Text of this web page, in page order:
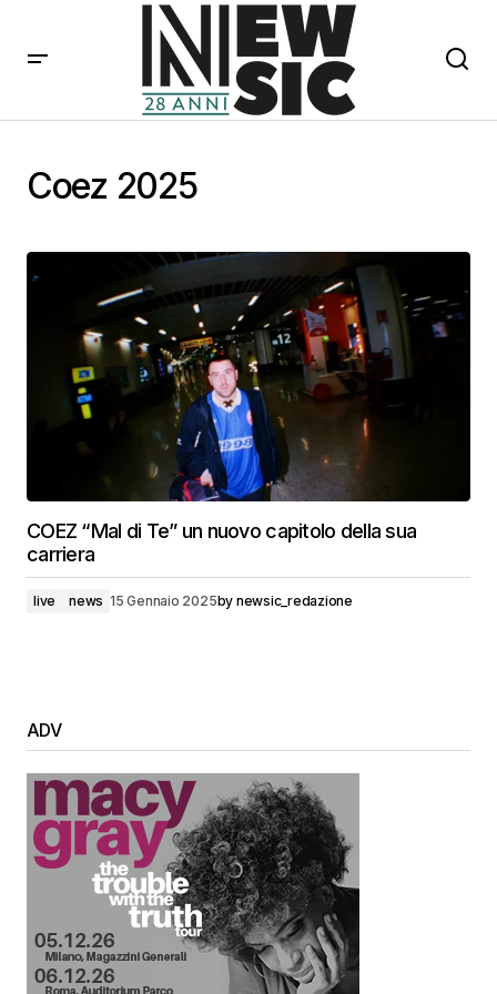
Coez 2025
COEZ “Mal di Te” un nuovo capitolo della sua
carriera
live news 15 Gennaio 2025by newsic_redazione
ADV